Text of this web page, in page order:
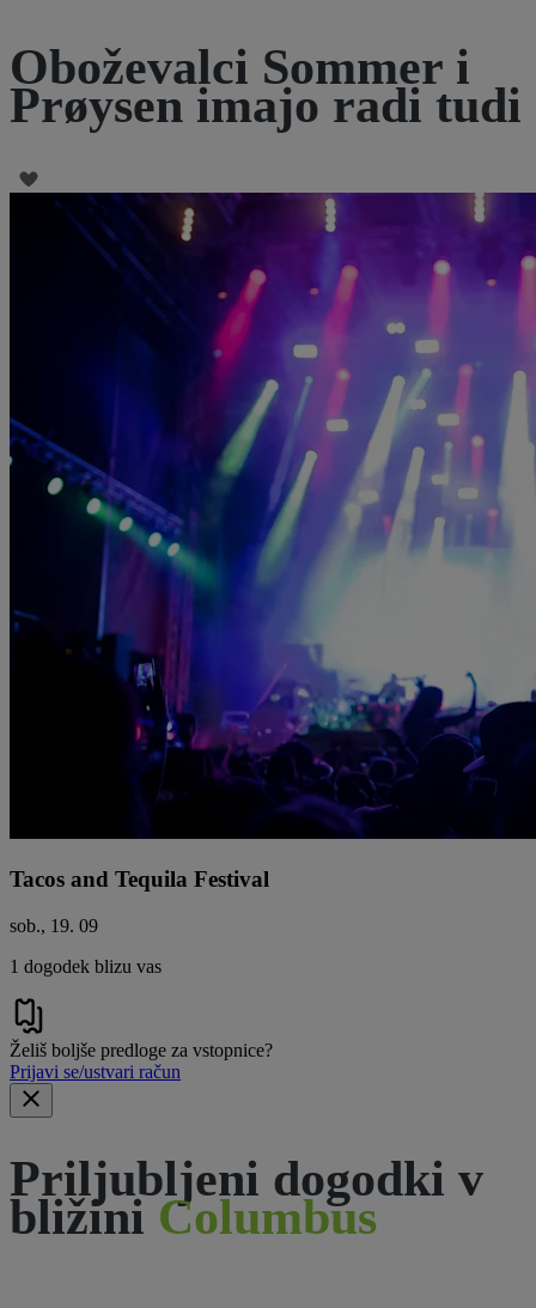
Oboževalci Sommer i
Prøysen imajo radi tudi
Tacos and Tequila Festival
sob., 19. 09
1 dogodek blizu vas
Želiš boljše predloge za vstopnice?
Prijavi se/ustvari račun
Priljubljeni dogodki v
bližini Columbus